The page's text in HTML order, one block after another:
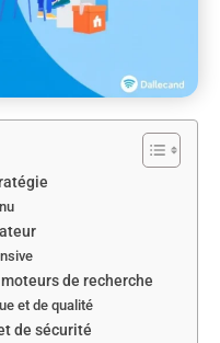
de recherche
et de qualité
de sécurité